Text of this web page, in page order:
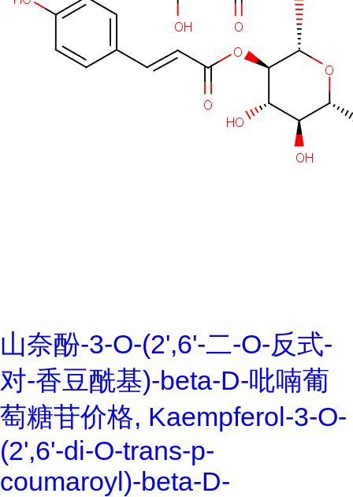
山奈酚-3-O-(2',6'-二-O-反式-
对-香豆酰基)-beta-D-吡喃葡
萄糖苷价格, Kaempferol-3-O-
(2',6'-di-O-trans-p-
coumaroyl)-beta-D-